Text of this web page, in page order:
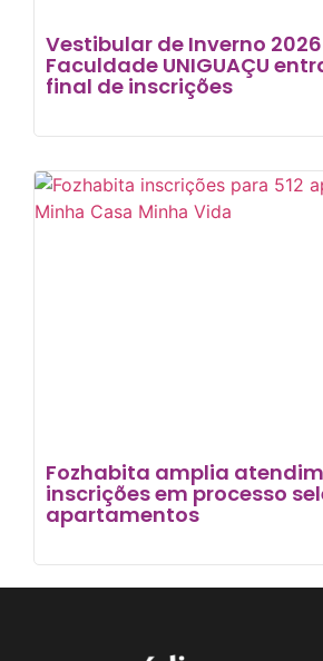
Vestibular de Inverno
Faculdade UNIGUAÇU
final de inscrições
Fozhabita amplia
inscrições em processo
apartamentos